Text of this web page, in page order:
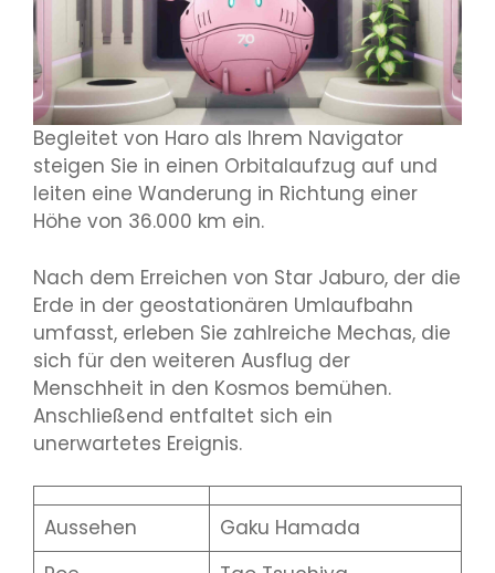
Begleitet von Haro als Ihrem Navigator
steigen Sie in einen Orbitalaufzug auf und
leiten eine Wanderung in Richtung einer
Höhe von 36.000 km ein.
Nach dem Erreichen von Star Jaburo, der die
Erde in der geostationären Umlaufbahn
umfasst, erleben Sie zahlreiche Mechas, die
sich für den weiteren Ausflug der
Menschheit in den Kosmos bemühen.
Anschließend entfaltet sich ein
unerwartetes Ereignis.
Aussehen
Gaku Hamada